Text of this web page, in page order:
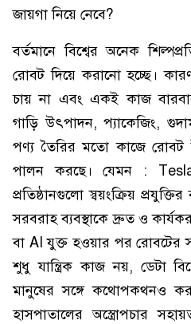
জায়গা নিয়ে নেবে?
বর্তমানে বিশ্বের অনেক
রোবট দিয়ে করানো হচ্ছে।
চায় না এবং একই কাজ
গাড়ি উৎপাদন, প্যাকেজিং,
পণ্য তৈরির মতো কাজে রোবট
পালন করছে। যেমন :
প্রতিষ্ঠানগুলো স্বয়ংক্রিয়
সরবরাহ ব্যবস্থাকে দ্রুত ও
বা AI যুক্ত হওয়ার পর রোবটের
শুধু যান্ত্রিক কাজ নয়, ডেটা
মানুষের সঙ্গে কথোপকথনও
হাসপাতালের অস্ত্রোপচার